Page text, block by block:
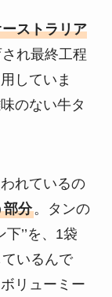
ストラリア
れ最終工程
していま
のない牛タ
れているの
部分。タンの
’’を、1袋
いるんで
リューミー